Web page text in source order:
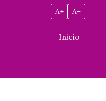
A+ A–
Inicio